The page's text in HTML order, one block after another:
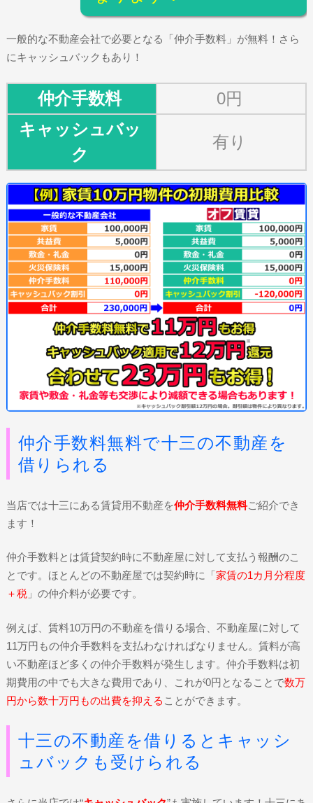
一般的な不動産会社で必要となる「仲介手数料」が無料！さら
にキャッシュバックもあり！
仲介手数料
0円
キャッシュバッ
ク
有り
仲介手数料無料で十三の不動産を
借りられる
当店では十三にある賃貸用不動産を仲介手数料無料ご紹介でき
ます！
仲介手数料とは賃貸契約時に不動産屋に対して支払う報酬のこ
とです。ほとんどの不動産屋では契約時に「家賃の1カ月分程度
＋税」の仲介料が必要です。
例えば、賃料10万円の不動産を借りる場合、不動産屋に対して
11万円もの仲介手数料を支払わなければなりません。賃料が高
い不動産ほど多くの仲介手数料が発生します。仲介手数料は初
期費用の中でも大きな費用であり、これが0円となることで数万
円から数十万円もの出費を抑える ことができます。
十三の不動産を借りるとキャッシ
ュバックも受けられる